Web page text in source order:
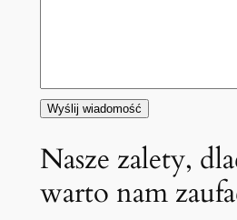
Nasze zalety,
warto nam